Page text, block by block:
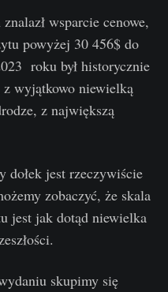
wsparcie cenowe,
powyżej 30 456$ do
roku był historycznie
wyjątkowo niewielką
z największą
dołek jest rzeczywiście
zobaczyć, że skala
jest jak dotąd niewielka
skupimy się